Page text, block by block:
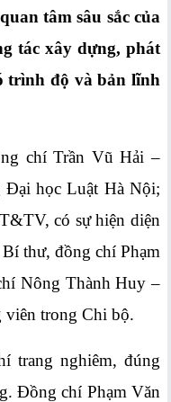
tâm sâu sắc của
tác xây dựng, phát
trình độ và bản lĩnh
chí Trần Vũ Hải –
học Luật Hà Nội;
có sự hiện diện
thư, đồng chí Phạm
Nông Thành Huy –
viên trong Chi bộ.
trang nghiêm, đúng
Đồng chí Phạm Văn